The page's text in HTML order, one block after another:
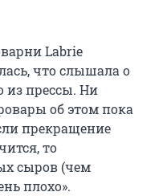
Labrie
что слышала о
из прессы. Ни
об этом пока
прекращение
то
сыров (чем
плохо».